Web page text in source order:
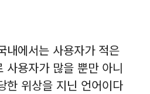
내에서는 사용자가 적은
사용자가 많을 뿐만 아니
한 위상을 지닌 언어이다